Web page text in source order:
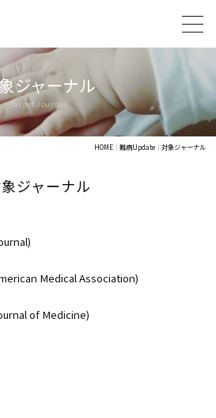
ジャーナル
HOME 難病Update 対象ジャーナル
ジャーナル
Medical Association)
of Medicine)